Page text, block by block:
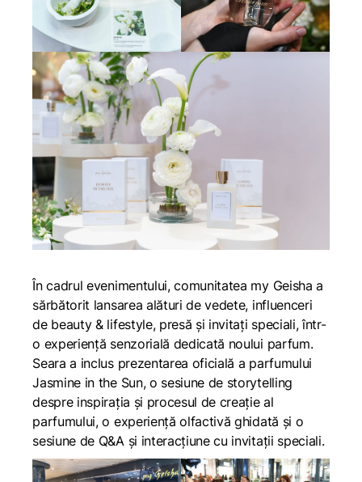
În cadrul evenimentului, comunitatea my Geisha a
sărbătorit lansarea alături de vedete, influenceri
de beauty & lifestyle, presă și invitați speciali, într-
o experiență senzorială dedicată noului parfum.
Seara a inclus prezentarea oficială a parfumului
Jasmine in the Sun, o sesiune de storytelling
despre inspirația și procesul de creație al
parfumului, o experiență olfactivă ghidată și o
sesiune de Q&A și interacțiune cu invitații speciali.